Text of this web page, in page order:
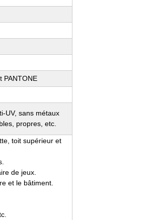
PANTONE
UV, sans métaux
propres, etc.
toit supérieur et
de jeux.
et le bâtiment.